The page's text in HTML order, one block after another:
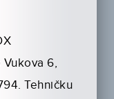
6,
Tehničku